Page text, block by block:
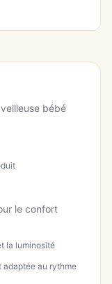
bébé
le confort
la luminosité
adaptée au rythme